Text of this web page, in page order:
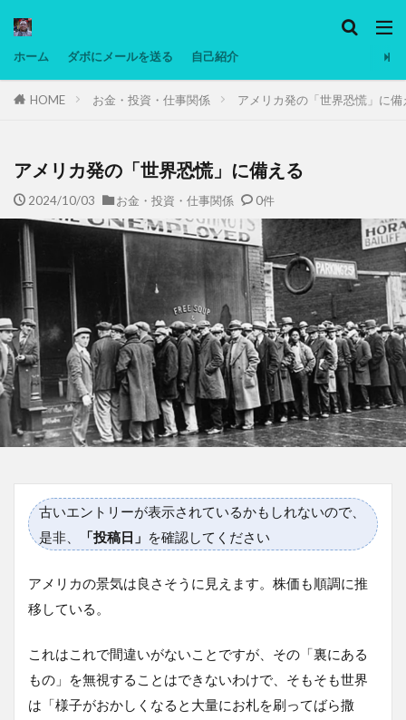
ホーム ダボにメールを送る 自己紹介
HOME お金・投資・仕事関係 アメリカ発の「世界恐慌」に備
アメリカ発の「世界恐慌」に備える
2024/10/03 お金・投資・仕事関係 0件
古いエントリーが表示されているかもしれないので、
是非、
「投稿日」 を確認してください
アメリカの景気は良さそうに見えます。株価も順調に推
移している。
これはこれで間違いがないことですが、その「裏にある
もの」を無視することはできないわけで、そもそも世界
は「様子がおかしくなると大量にお札を刷ってばら撒
タグ
マレーシア動画
ヨーグルト
備忘録
動画 日本人村社会 脱水シート
検索